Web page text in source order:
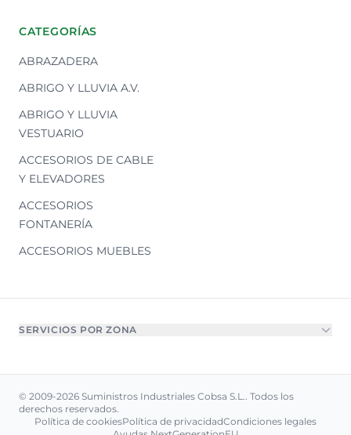
CATEGORÍAS
ABRAZADERA
ABRIGO Y LLUVIA A.V.
ABRIGO Y LLUVIA
VESTUARIO
ACCESORIOS DE CABLE
Y ELEVADORES
ACCESORIOS
FONTANERÍA
ACCESORIOS MUEBLES
SERVICIOS POR ZONA
© 2009-2026 Suministros Industriales Cobsa S.L.. Todos los
derechos reservados.
Política de cookiesPolítica de privacidadCondiciones legales